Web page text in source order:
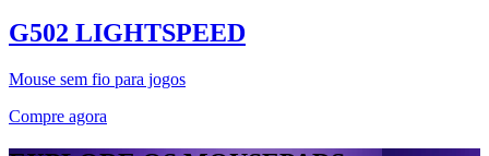
G502 LIGHTSPEED
Mouse sem fio para jogos
Compre agora